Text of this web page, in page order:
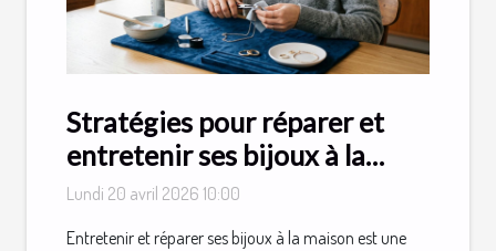
Stratégies pour réparer et
entretenir ses bijoux à la
maison
Lundi 20 avril 2026 10:00
Entretenir et réparer ses bijoux à la maison est une